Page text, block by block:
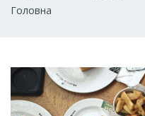
Рядок
Головна